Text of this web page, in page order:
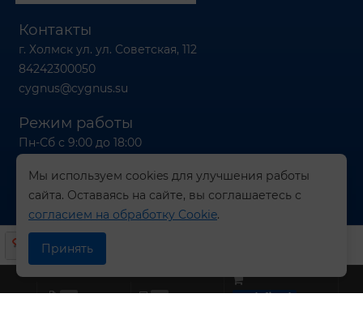
Контакты
г. Холмск ул. ул. Советская, 112
84242300050
cygnus@cygnus.su
Режим работы
Пн-Сб с 9:00 до 18:00
0 0 undefined
Мы используем cookies для улучшения работы
сайта. Оставаясь на сайте, вы соглашаетесь с
согласием на обработку Cookie.
Принять